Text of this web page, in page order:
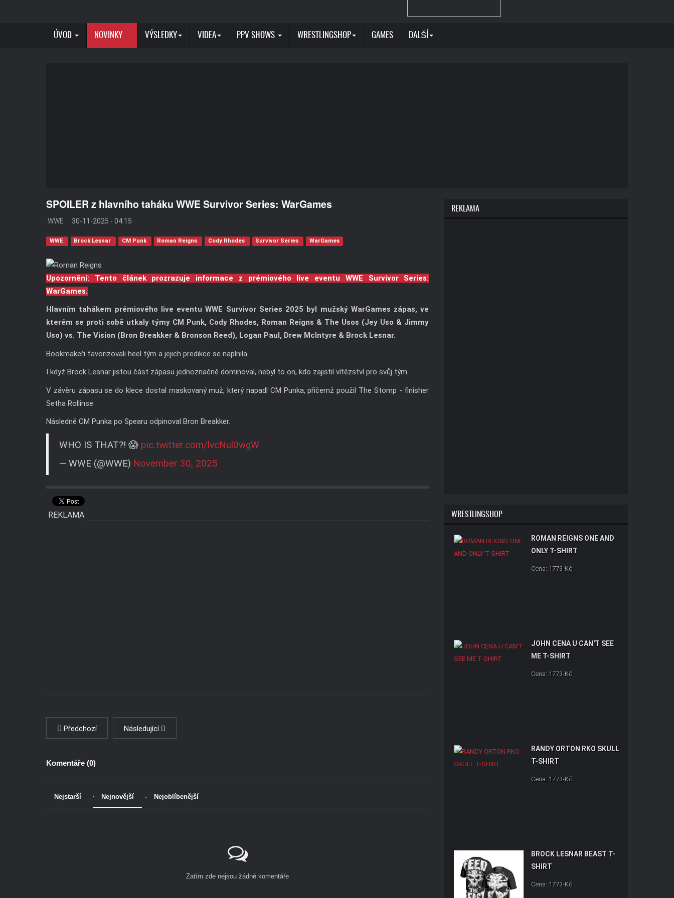
ÚVOD NOVINKY VÝSLEDKY VIDEA PPV SHOWS WRESTLINGSHOP GAMES DALŠÍ
SPOILER z hlavního taháku WWE Survivor Series: WarGames
WWE 30-11-2025 - 04:15
WWE Brock Lesnar CM Punk Roman Reigns Cody Rhodes Survivor Series WarGames
Upozornění: Tento článek prozrazuje informace z prémiového live eventu WWE Survivor Series:
WarGames.
Hlavním tahákem prémiového live eventu WWE Survivor Series 2025 byl mužský WarGames zápas, ve
kterém se proti sobě utkaly týmy CM Punk, Cody Rhodes, Roman Reigns & The Usos (Jey Uso & Jimmy
Uso) vs. The Vision (Bron Breakker & Bronson Reed), Logan Paul, Drew McIntyre & Brock Lesnar.
Bookmakeři favorizovali heel tým a jejich predikce se naplnila.
I když Brock Lesnar jistou část zápasu jednoznačně dominoval, nebyl to on, kdo zajistil vítězství pro svůj tým.
V závěru zápasu se do klece dostal maskovaný muž, který napadl CM ​​Punka, přičemž použil The Stomp - finisher
Setha Rollinse.
Následně CM Punka po Spearu odpinoval Bron Breakker.
WHO IS THAT?! 😱 pic.twitter.com/lvcNul0wgW
— WWE (@WWE) November 30, 2025
REKLAMA
Předchozí Následující
Komentáře (0)
Nejstarší Nejnovější Nejoblíbenější
Zatím zde nejsou žádné komentáře
REKLAMA
WRESTLINGSHOP
ROMAN REIGNS ONE AND
ONLY T-SHIRT
Cena: 1773-Kč
JOHN CENA U CAN'T SEE
ME T-SHIRT
Cena: 1773-Kč
RANDY ORTON RKO SKULL
T-SHIRT
Cena: 1773-Kč
BROCK LESNAR BEAST T-
SHIRT
Cena: 1773-Kč